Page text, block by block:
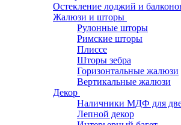
Остекление лоджий и
Жалюзи и шторы
Рулонные шторы
Римские шторы
Плиссе
Шторы зебра
Горизонтальные жалюзи
Вертикальные жалюзи
Декор
Наличники МДФ для
Лепной декор